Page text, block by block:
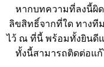
หากบทความที่ลงนี้ผิด
ลิขสิทธิ์จากที่ใด ทางที
ไว้ ณ ที่นี้ พร้อมทั้งยินดี
ทั้งนี้สามารถติดต่อแก้